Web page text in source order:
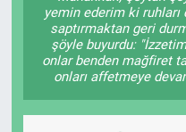
yemin ederim ki ruhları
saptırmaktan geri
şöyle buyurdu:
onlar benden mağfiret
onları affetmeye
ASAYİŞ